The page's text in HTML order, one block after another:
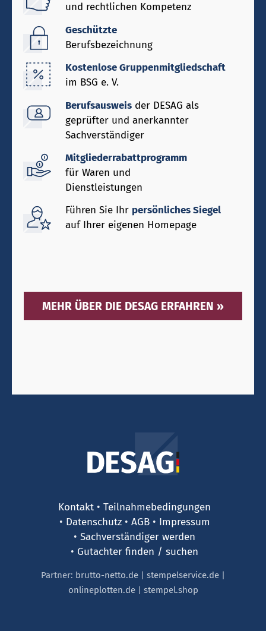
und rechtlichen Kompetenz
Geschützte
Berufsbezeichnung
Kostenlose Gruppenmitgliedschaft
im BSG e. V.
Berufsausweis der DESAG als
geprüfter und anerkannter
Sachverständiger
Mitgliederrabattprogramm
für Waren und
Dienstleistungen
Führen Sie Ihr persönliches Siegel
auf Ihrer eigenen Homepage
MEHR ÜBER DIE DESAG ERFAHREN »
Kontakt
Teilnahmebedingungen
Datenschutz
AGB
Impressum
Sachverständiger werden
Gutachter finden / suchen
Partner: brutto-netto.de stempelservice.de
onlineplotten.de| stempel.shop